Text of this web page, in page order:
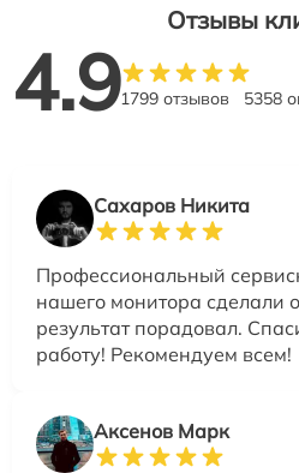
Отзывы
4.91799 отзывов 5358
Сахаров Никита
Профессиональный
нашего монитора сделали
результат порадовал.
работу! Рекомендуем всем!
Аксенов Марк